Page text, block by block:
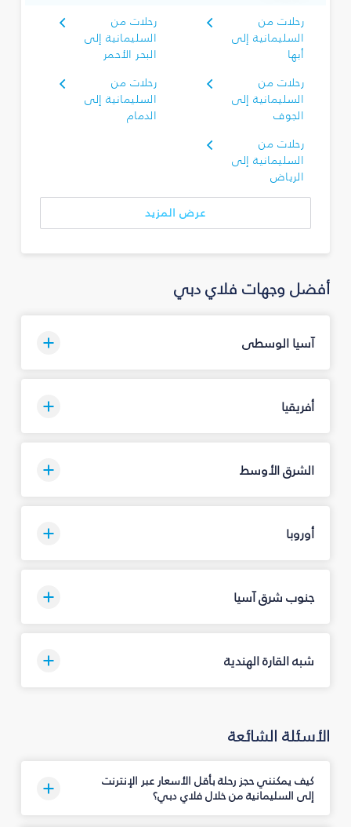
رحلات من
السليمانية‎ إلى
أبها
رحلات من
السليمانية‎ إلى
البحر الأحمر
رحلات من
السليمانية‎ إلى
الجوف
رحلات من
السليمانية‎ إلى
الدمام
رحلات من
السليمانية‎ إلى
الرياض
عرض المزيد
أفضل وجهات فلاي دبي
آسيا الوسطى
أفريقيا
الشرق الأوسط
أوروبا
جنوب شرق آسيا
شبه القارة الهندية
الأسئلة الشائعة
كيف يمكنني حجز رحلة بأقل الأسعار عبر الإنترنت
إلى السليمانية‎ من خلال فلاي دبي؟